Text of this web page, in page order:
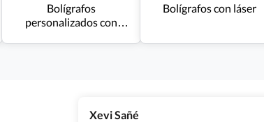
Bolígrafos
personalizados con
Bolígrafos con láser
Xevi Sañé